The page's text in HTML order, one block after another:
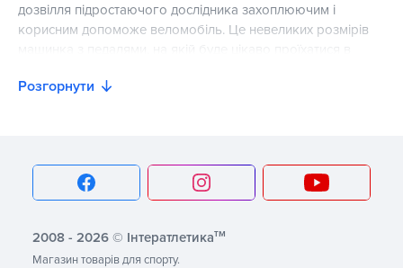
дозвілля підростаючого дослідника захоплюючим і
корисним допоможе веломобіль. Це невеликих розмірів
приваблює дітей?
Механізм класичної моделі нагадує велосипед, а дизайн -
можуть самостійно керувати машинкою і почувають себе
дорослими за кермом такого транспортного засобу. А що
Розгорнути
2008 - 2026 © Інтератлетикатм
Магазин товарів для спорту.